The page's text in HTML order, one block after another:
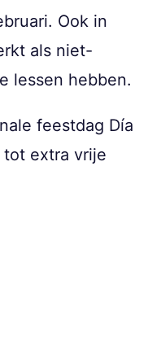
Ook in
als niet-
lessen hebben.
feestdag Día
extra vrije